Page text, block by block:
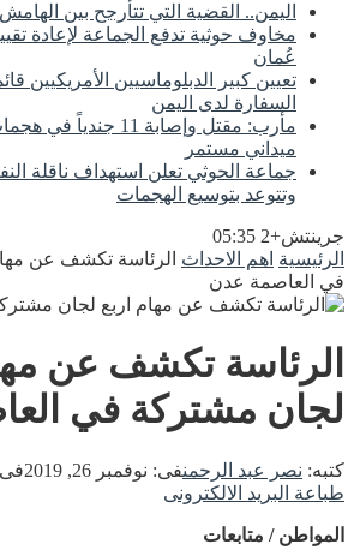
اليمن.. القضية التي تتأرجح بين
مخاوف حوثية تدفع الجماعة لإعادة
عُمان
تعيين كبير الدبلوماسيين الأمريكيين
السفارة لدى اليمن
مأرب: مقتل وإصابة 11
ميداني مستمر
جماعة الحوثي تعلن استهداف ناقلة
وتتوعد بتوسيع الهجمات
جرينتش+2 05:35
الرئيسية اهم الاحداث الرئاسة تكشف عن
في العاصمة عدن
الرئاسة تكشف عن
لجان مشتركة في
كتبه: نصر عبد الرحمنفى: نوفمبر 26, 2019
طباعة البريد الالكترونى
المواطن / متابعات